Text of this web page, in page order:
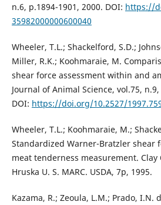
n.6, p.1894-1901, 2000. DOI: https://
35982000000600040
Wheeler, T.L.; Shackelford, S.D.;
Miller, R.K.; Koohmaraie, M.
shear force assessment within and
Journal of Animal Science, vol.75,
DOI: https://doi.org/10.2527/
Wheeler, T.L.; Koohmaraie, M.;
Standardized Warner-Bratzler shear
meat tenderness measurement. Clay
Hruska U. S. MARC. USDA, 7p, 1995.
Kazama, R.; Zeoula, L.M.; Prado, I.N.